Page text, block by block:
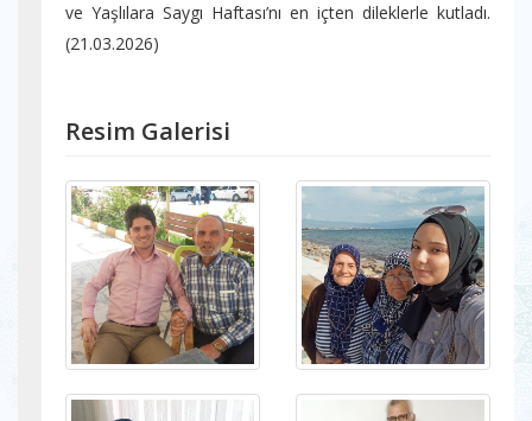
ve Yaşlılara Saygı Haftası’nı en içten dileklerle kutladı.
(21.03.2026)
Resim Galerisi